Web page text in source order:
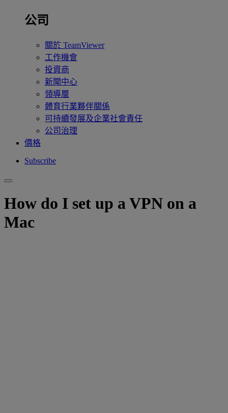
公司
關於 TeamViewer
工作機會
投資商
新聞中心
領導層
體育行業夥伴關係
可持續發展及企業社會責任
公司治理
價格
Subscribe
How do I set up a VPN on a
Mac